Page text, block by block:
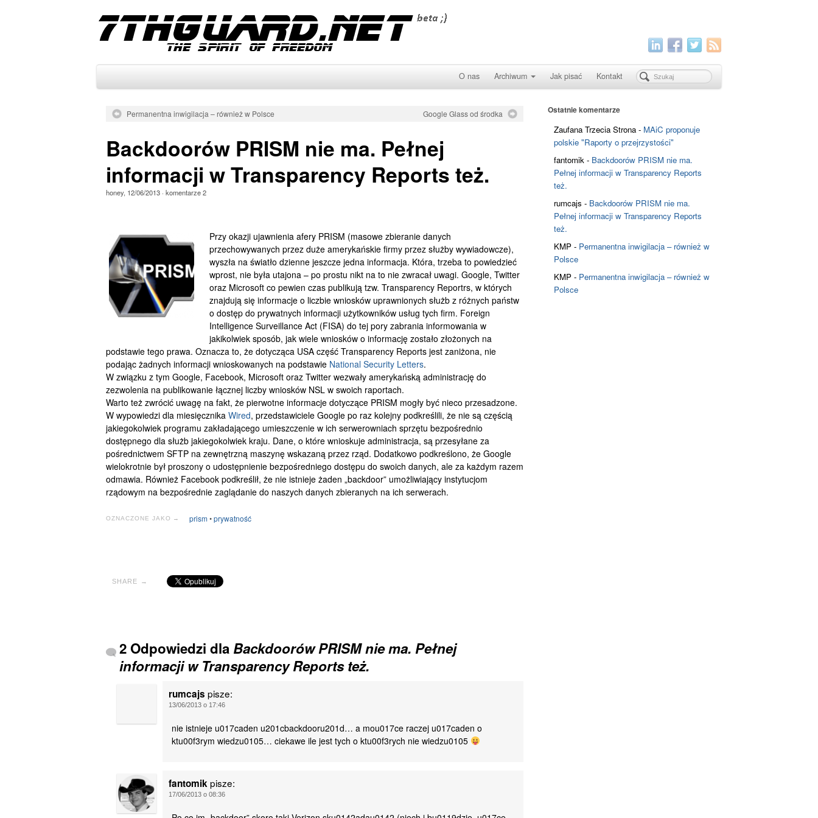
O nas Archiwum Jak pisać Kontakt
Permanentna inwigilacja – również w Polsce Google Glass od środka
Backdoorów PRISM nie ma. Pełnej
informacji w Transparency Reports też.
honey, 12/06/2013 · komentarze2
Przy okazji ujawnienia afery PRISM (masowe zbieranie danych
przechowywanych przez duże amerykańskie firmy przez służby wywiadowcze),
wyszła na światło dzienne jeszcze jedna informacja. Która, trzeba to powiedzieć
wprost, nie była utajona – po prostu nikt na to nie zwracał uwagi. Google, Twitter
oraz Microsoft co pewien czas publikują tzw. Transparency Reportrs, w których
znajdują się informacje o liczbie wniosków uprawnionych służb z różnych państw
o dostęp do prywatnych informacji użytkowników usług tych firm. Foreign
Intelligence Surveillance Act (FISA) do tej pory zabrania informowania w
jakikolwiek sposób, jak wiele wniosków o informację zostało złożonych na
podstawie tego prawa. Oznacza to, że dotycząca USA część Transparency Reports jest zaniżona, nie
podając żadnych informacji wnioskowanych na podstawie National Security Letters.
W związku z tym Google, Facebook, Microsoft oraz Twitter wezwały amerykańską administrację do
zezwolenia na publikowanie łącznej liczby wniosków NSL w swoich raportach.
Warto też zwrócić uwagę na fakt, że pierwotne informacje dotyczące PRISM mogły być nieco przesadzone.
W wypowiedzi dla miesięcznika Wired, przedstawiciele Google po raz kolejny podkreślili, że nie są częścią
jakiegokolwiek programu zakładającego umieszczenie w ich serwerowniach sprzętu bezpośrednio
dostępnego dla służb jakiegokolwiek kraju. Dane, o które wnioskuje administracja, są przesyłane za
pośrednictwem SFTP na zewnętrzną maszynę wskazaną przez rząd. Dodatkowo podkreślono, że Google
wielokrotnie był proszony o udostępnienie bezpośredniego dostępu do swoich danych, ale za każdym razem
odmawia. Również Facebook podkreślił, że nie istnieje żaden „backdoor” umożliwiający instytucjom
rządowym na bezpośrednie zaglądanie do naszych danych zbieranych na ich serwerach.
OZNACZONE JAKO → prism•prywatność
SHARE →
2 Odpowiedzi dla Backdoorów PRISM nie ma. Pełnej
informacji w Transparency Reports też.
rumcajs pisze:
13/06/2013 o 17:46
nie istnieje u017caden u201cbackdooru201d… a mou017ce raczej u017caden o
ktu00f3rym wiedzu0105… ciekawe ile jest tych o ktu00f3rych nie wiedzu0105
fantomikpisze:
17/06/2013 o 08:36
Ostatnie komentarze
Zaufana Trzecia Strona- MAiC proponuje
polskie "Raporty o przejrzystości"
fantomik- Backdoorów PRISM nie ma.
Pełnej informacji w Transparency Reports
też.
rumcajs - Backdoorów PRISM nie ma.
Pełnej informacji w Transparency Reports
też.
KMP- Permanentna inwigilacja – również w
Polsce
KMP- Permanentna inwigilacja – również w
Polsce